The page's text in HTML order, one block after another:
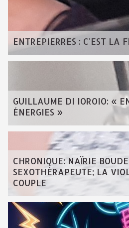
ENTREPIERRES : C'EST LA
GUILLAUME DI IOROIO: «
ÉNERGIES »
CHRONIQUE: NAÏRIE
SEXOTHÉRAPEUTE; LA
COUPLE